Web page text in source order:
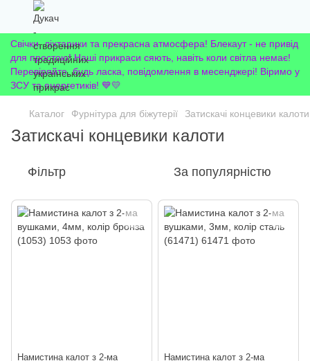
Свічки, ліхтарики та прекрасна атмосфера! Блекаут - не привід
для простою! Наші прикраси сяють, навіть коли світла немає!
Перевіряйте, будь ласка, повідомлення в месенджері! Віримо у
ЗСУ та енергетиків! 💙💛
Каталог Фурнітура для біжутерії Затискачі концевики калоти
Затискачі концевики калоти
Фільтр За популярністю
Намистина калот з 2-ма
Намистина калот з 2-ма